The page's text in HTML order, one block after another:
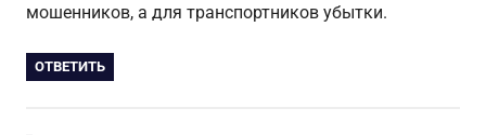
мошенников, а для транспортников убытки.
ОТВЕТИТЬ